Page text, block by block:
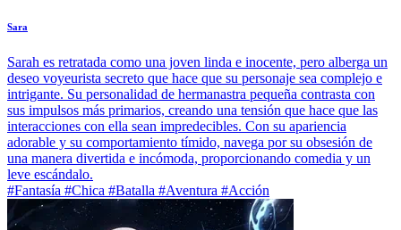
Sara
Sarah es retratada como una joven linda e inocente, pero alberga un
deseo voyeurista secreto que hace que su personaje sea complejo e
intrigante. Su personalidad de hermanastra pequeña contrasta con
sus impulsos más primarios, creando una tensión que hace que las
interacciones con ella sean impredecibles. Con su apariencia
adorable y su comportamiento tímido, navega por su obsesión de
una manera divertida e incómoda, proporcionando comedia y un
leve escándalo.
#Fantasía #Chica #Batalla #Aventura #Acción